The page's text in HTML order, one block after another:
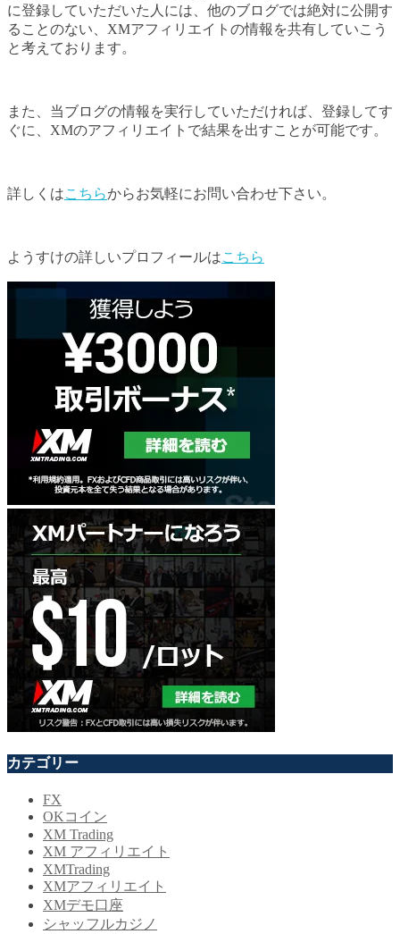
に登録していただいた人には、他のブログでは絶対に公開す
ることのない、XMアフィリエイトの情報を共有していこう
と考えております。
また、当ブログの情報を実行していただければ、登録してす
ぐに、XMのアフィリエイトで結果を出すことが可能です。
詳しくはこちらからお気軽にお問い合わせ下さい。
ようすけの詳しいプロフィールはこちら
カテゴリー
FX
OKコイン
XM Trading
XM アフィリエイト
XMTrading
XMアフィリエイト
XMデモ口座
シャッフルカジノ